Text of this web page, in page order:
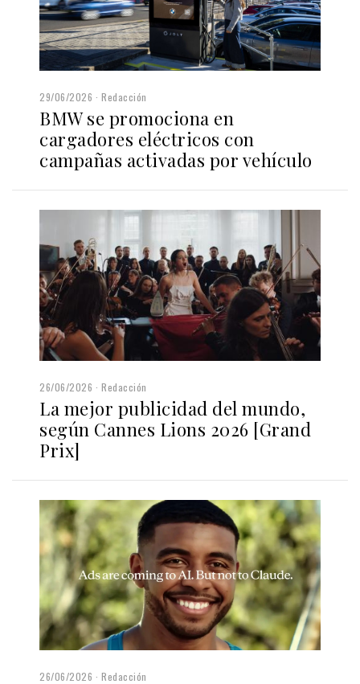
29/06/2026 Redacción
BMW se promociona en
cargadores eléctricos con
campañas activadas por vehículo
26/06/2026 Redacción
La mejor publicidad del mundo,
según Cannes Lions 2026 [Grand
Prix]
26/06/2026 Redacción